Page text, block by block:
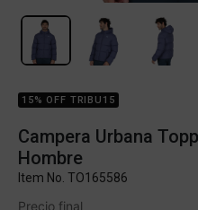
15% OFF TRIBU15
Campera Urbana
Hombre
Item No. TO165586
Precio final